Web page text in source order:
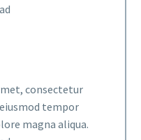
consectetur
tempor
magna aliqua.